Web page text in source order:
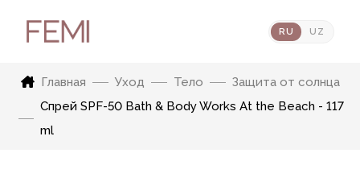
RU UZ
Главная Уход Тело
Защита от солнца
Спрей SPF-50 Bath & Body Works At the Beach - 117
ml